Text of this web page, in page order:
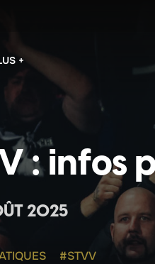
+
: infos
2025
#STVV